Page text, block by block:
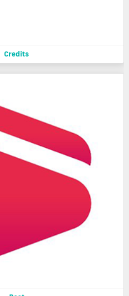
Credits